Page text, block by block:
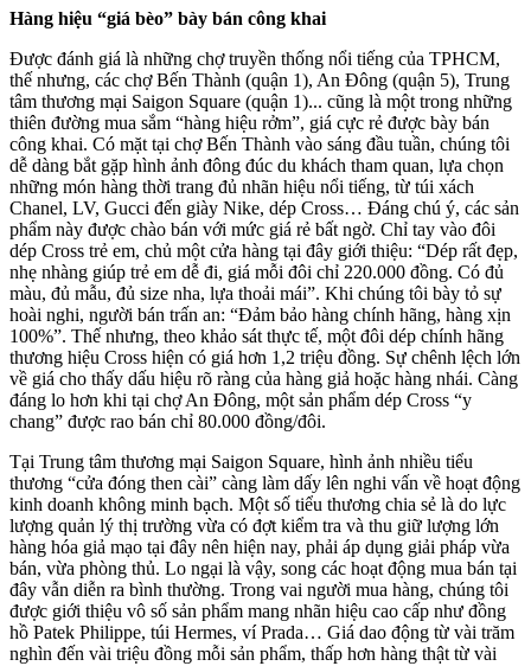
Hàng hiệu “giá bèo” bày bán công khai
Được đánh giá là những chợ truyền thống nổi tiếng của TPHCM,
thế nhưng, các chợ Bến Thành (quận 1), An Đông (quận 5), Trung
tâm thương mại Saigon Square (quận 1)... cũng là một trong những
thiên đường mua sắm “hàng hiệu rởm”, giá cực rẻ được bày bán
công khai. Có mặt tại chợ Bến Thành vào sáng đầu tuần, chúng tôi
dễ dàng bắt gặp hình ảnh đông đúc du khách tham quan, lựa chọn
những món hàng thời trang đủ nhãn hiệu nổi tiếng, từ túi xách
Chanel, LV, Gucci đến giày Nike, dép Cross… Đáng chú ý, các sản
phẩm này được chào bán với mức giá rẻ bất ngờ. Chỉ tay vào đôi
dép Cross trẻ em, chủ một cửa hàng tại đây giới thiệu: “Dép rất đẹp,
nhẹ nhàng giúp trẻ em dễ đi, giá mỗi đôi chỉ 220.000 đồng. Có đủ
màu, đủ mẫu, đủ size nha, lựa thoải mái”. Khi chúng tôi bày tỏ sự
hoài nghi, người bán trấn an: “Đảm bảo hàng chính hãng, hàng xịn
100%”. Thế nhưng, theo khảo sát thực tế, một đôi dép chính hãng
thương hiệu Cross hiện có giá hơn 1,2 triệu đồng. Sự chênh lệch lớn
về giá cho thấy dấu hiệu rõ ràng của hàng giả hoặc hàng nhái. Càng
đáng lo hơn khi tại chợ An Đông, một sản phẩm dép Cross “y
chang” được rao bán chỉ 80.000 đồng/đôi.
Tại Trung tâm thương mại Saigon Square, hình ảnh nhiều tiểu
thương “cửa đóng then cài” càng làm dấy lên nghi vấn về hoạt động
kinh doanh không minh bạch. Một số tiểu thương chia sẻ là do lực
lượng quản lý thị trường vừa có đợt kiểm tra và thu giữ lượng lớn
hàng hóa giả mạo tại đây nên hiện nay, phải áp dụng giải pháp vừa
bán, vừa phòng thủ. Lo ngại là vậy, song các hoạt động mua bán tại
đây vẫn diễn ra bình thường. Trong vai người mua hàng, chúng tôi
được giới thiệu vô số sản phẩm mang nhãn hiệu cao cấp như đồng
hồ Patek Philippe, túi Hermes, ví Prada… Giá dao động từ vài trăm
nghìn đến vài triệu đồng mỗi sản phẩm, thấp hơn hàng thật từ vài